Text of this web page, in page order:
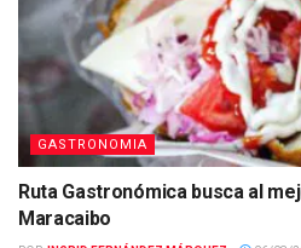
GASTRONOMIA
Ruta Gastronómica busca al
Maracaibo